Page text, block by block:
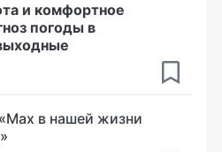
и комфортное
погоды в
в нашей жизни